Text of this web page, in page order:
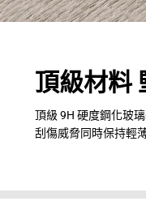
頂級材料
頂級 9H 硬度鋼化玻
刮傷威脅同時保持輕